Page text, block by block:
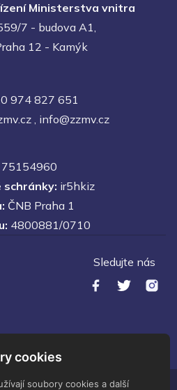
cookies
soubory cookies a další
Ministerstva vnitra
7 - budova A1,
12 - Kamýk
974 827 651
, info@zzmv.cz
75154960
schránky: ir5hkiz
ČNB Praha 1
4800881/0710
Sledujte nás